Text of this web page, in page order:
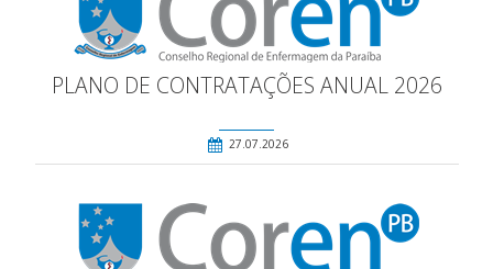
PLANO DE CONTRATAÇÕES ANUAL 2026
27.07.2026